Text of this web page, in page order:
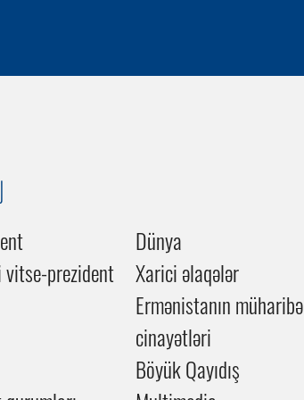
prezident
Dünya
Xarici əlaqələr
Ermənistanın müharibə
cinayətləri
Böyük Qayıdış